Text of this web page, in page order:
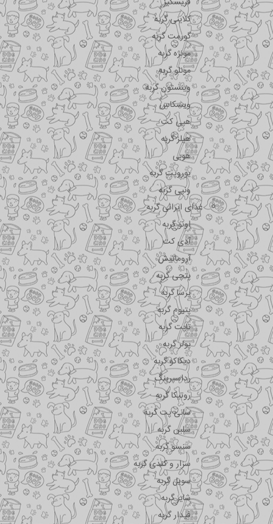
کلاینی گربه
گورمت گربه
مونژه گربه
مونلو گربه
وینستون گربه
ویسکاس
هپی کت
هیلز گربه
هوبی
یوروپت گربه
ونپی گربه
غذای ایرانی گربه
اونو گربه
آدی کت
آروماتیش
پتچی گربه
پرسا گربه
پتیوم گربه
تاپت گربه
پولر گربه
دیکاکو گربه
رداسپرینگ
روتیکا گربه
سانی پت گربه
سلبن گربه
سنسو گربه
سزار و کندی گربه
سویل گربه
شایر گربه
فیدار گربه